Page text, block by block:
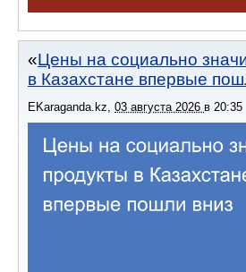
Цены на социально
в Казахстане впервые
EKaraganda.kz 03 августа 2026 в 20:35